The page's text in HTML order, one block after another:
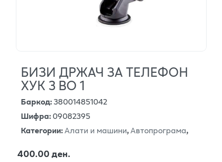
БИЗИ ДРЖАЧ ЗА ТЕЛЕФОН
ХУК 3 ВО 1
Баркод:380014851042
Шифра:09082395
Категории:Алати и машини,Автопрограма,
400.00 ден.